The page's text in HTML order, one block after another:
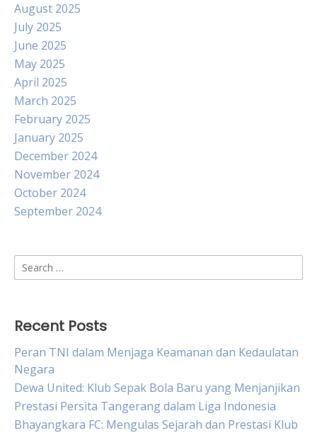
August 2025
July 2025
June 2025
May 2025
April 2025
March 2025
February 2025
January 2025
December 2024
November 2024
October 2024
September 2024
Search
for:
Recent Posts
Peran TNI dalam Menjaga Keamanan dan Kedaulatan
Negara
Dewa United: Klub Sepak Bola Baru yang Menjanjikan
Prestasi Persita Tangerang dalam Liga Indonesia
Bhayangkara FC: Mengulas Sejarah dan Prestasi Klub